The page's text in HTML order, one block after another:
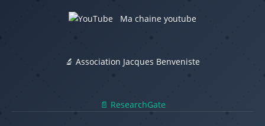
Ma chaine youtube
🔬 Association Jacques Benveniste
📄 ResearchGate